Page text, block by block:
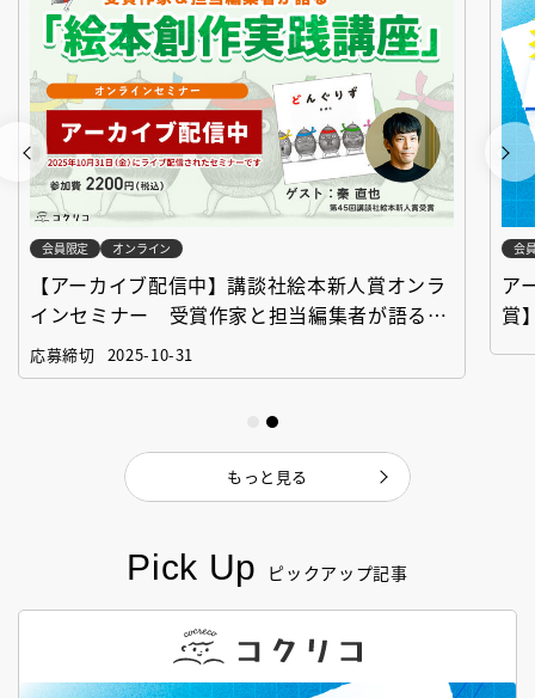
Pick Up ピックアップ記事
会員限定 オンライン
【アーカイブ配信中】講談社絵本新人賞オンラ
インセミナー 受賞作家と担当編集者が語る
「絵本創作実践講座」
応募締切 2025-10-31
会
ア
賞
もっと見る